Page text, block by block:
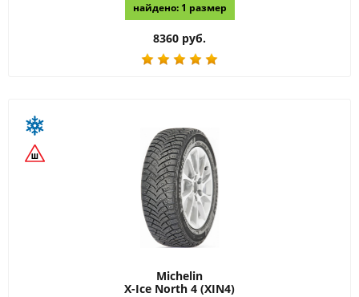
найдено: 1 размер
8360 руб.
Michelin
X-Ice North 4 (XIN4)